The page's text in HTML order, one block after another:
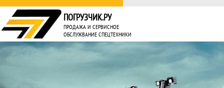
ПОГРУЗЧИК.РУ
ПРОДАЖА И СЕРВИСНОЕ
ОБСЛУЖВАНИЕ СПЕЦТЕХНИКИ